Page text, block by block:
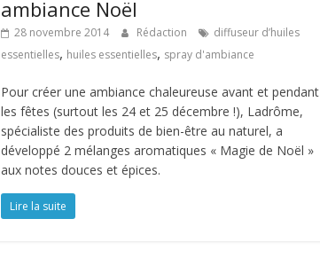
ambiance Noël
28 novembre 2014 Rédaction
diffuseur d’huiles
essentielles, huiles essentielles, spray d'ambiance
Pour créer une ambiance chaleureuse avant et pendant
les fêtes (surtout les 24 et 25 décembre !), Ladrôme,
spécialiste des produits de bien-être au naturel, a
développé 2 mélanges aromatiques « Magie de Noël »
aux notes douces et épices.
Lire la suite